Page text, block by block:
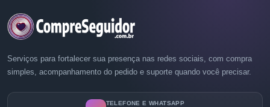
Serviços para fortalecer sua presença nas redes sociais, com compra
simples, acompanhamento do pedido e suporte quando você precisar.
TELEFONE E WHATSAPP